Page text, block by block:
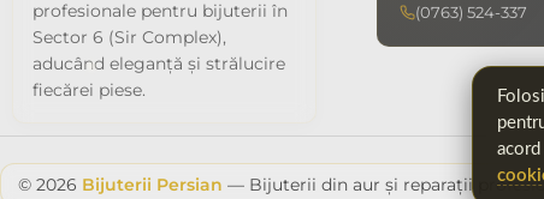
profesionale pentru bijuterii în
Sector 6 (Sir Complex),
aducând eleganță și strălucire
fiecărei piese.
(0763) 524-337
© 2026 Bijuterii Persian — Bijuterii din aur și reparații
acord